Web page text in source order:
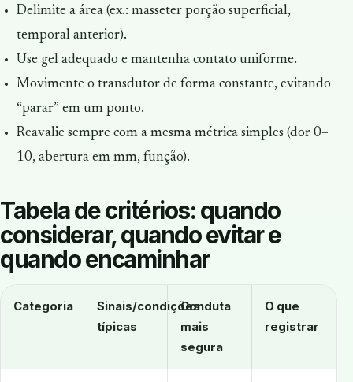
Delimite a área (ex.: masseter porção superficial,
temporal anterior).
Use gel adequado e mantenha contato uniforme.
Movimente o transdutor de forma constante, evitando
“parar” em um ponto.
Reavalie sempre com a mesma métrica simples (dor 0–
10, abertura em mm, função).
Tabela de critérios: quando
considerar, quando evitar e
quando encaminhar
Categoria
Sinais/condições
típicas
Conduta
mais
segura
O que
registrar